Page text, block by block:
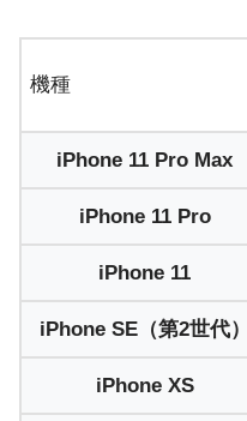
機種
iPhone 11 Pro Max
iPhone 11 Pro
iPhone 11
iPhone SE（第2世代）
iPhone XS